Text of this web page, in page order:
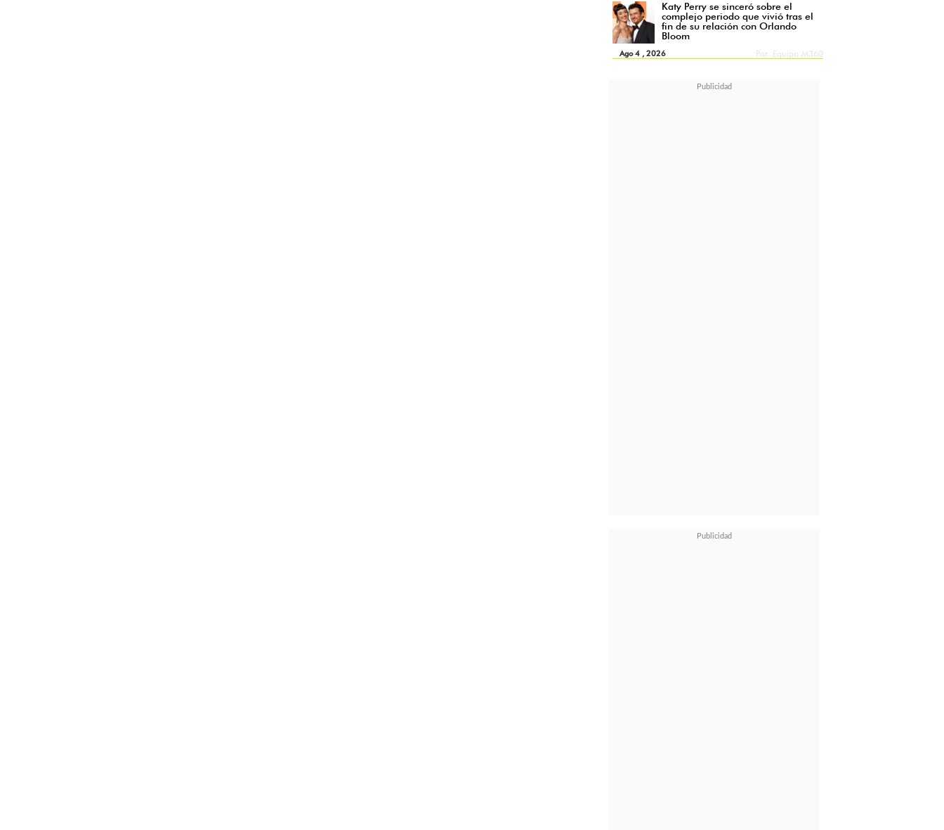
Katy Perry se sinceró sobre el
complejo periodo que vivió tras el
fin de su relación con Orlando
Bloom
Ago 4 , 2026